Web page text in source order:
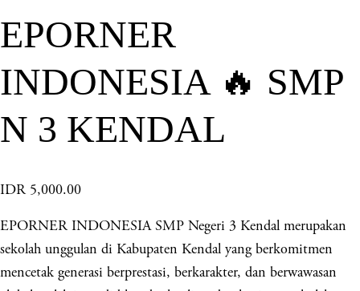
EPORNER
INDONESIA 🔥 SMP
N 3 KENDAL
IDR 5,000.00
EPORNER INDONESIA SMP Negeri 3 Kendal merupakan
sekolah unggulan di Kabupaten Kendal yang berkomitmen
mencetak generasi berprestasi, berkarakter, dan berwawasan